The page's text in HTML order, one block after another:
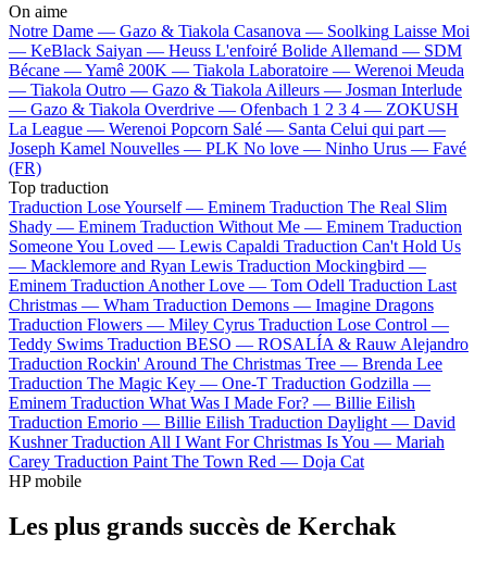
On aime
Notre Dame — Gazo & Tiakola Casanova — Soolking Laisse Moi
— KeBlack Saiyan — Heuss L'enfoiré Bolide Allemand — SDM
Bécane —Yamê 200K — Tiakola Laboratoire — Werenoi Meuda
— Tiakola Outro — Gazo & Tiakola Ailleurs — Josman Interlude
— Gazo & Tiakola Overdrive — Ofenbach 1 2 3 4 — ZOKUSH
La League — Werenoi Popcorn Salé — Santa Celui qui part —
Joseph Kamel Nouvelles — PLK No love — Ninho Urus — Favé
(FR)
Top traduction
Traduction Lose Yourself — Eminem Traduction The Real Slim
Shady — Eminem Traduction Without Me — Eminem Traduction
Someone You Loved — Lewis Capaldi Traduction Can't Hold Us
— Macklemore and Ryan Lewis Traduction Mockingbird —
Eminem Traduction Another Love — Tom Odell Traduction Last
Christmas — Wham Traduction Demons — Imagine Dragons
Traduction Flowers — Miley Cyrus Traduction Lose Control —
Teddy Swims Traduction BESO — ROSALÍA & Rauw Alejandro
Traduction Rockin' Around The Christmas Tree — Brenda Lee
Traduction The Magic Key — One-T Traduction Godzilla —
Eminem Traduction What Was I Made For? — Billie Eilish
Traduction Emorio — Billie Eilish Traduction Daylight — David
Kushner Traduction All I Want For Christmas Is You — Mariah
Carey Traduction Paint The Town Red — Doja Cat
HP mobile
Les plus grands succès de Kerchak